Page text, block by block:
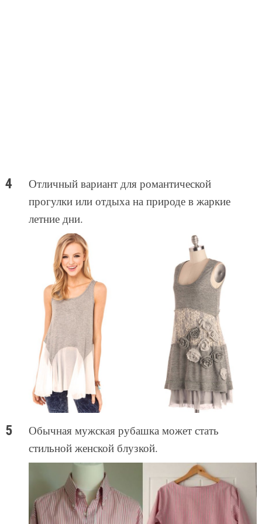
Отличный вариант для романтической
прогулки или отдыха на природе в жаркие
летние дни.
Обычная мужская рубашка может стать
стильной женской блузкой.